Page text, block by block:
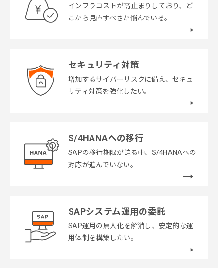
インフラコストが高止まりしており、ど
こから見直すべきか悩んでいる。
セキュリティ対策
増加するサイバーリスクに備え、セキュ
リティ対策を強化したい。
S/4HANAへの移行
SAPの移行期限が迫る中、S/4HANAへの
対応が進んでいない。
SAPシステム運用の委託
SAP運用の属人化を解消し、安定的な運
用体制を構築したい。